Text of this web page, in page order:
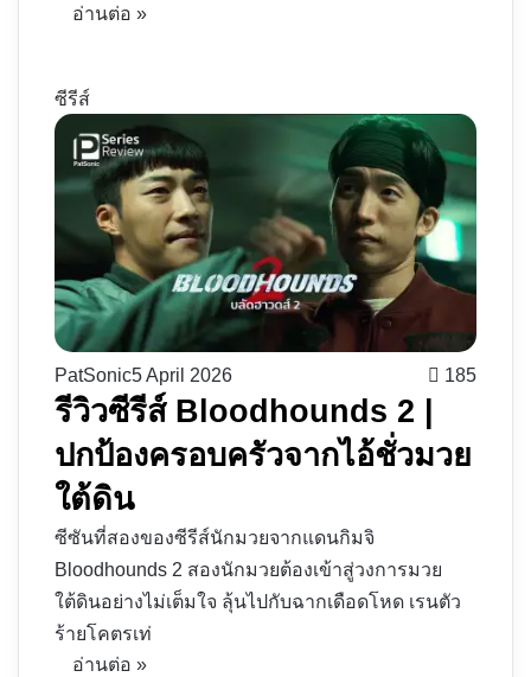
อ่านต่อ »
ซีรีส์
PatSonic5 April 2026 185
รีวิวซีรีส์ Bloodhounds 2 |
ปกป้องครอบครัวจากไอ้ชั่วมวย
ใต้ดิน
ซีซันที่สองของซีรีส์นักมวยจากแดนกิมจิ
Bloodhounds 2 สองนักมวยต้องเข้าสู่วงการมวย
ใต้ดินอย่างไม่เต็มใจ ลุ้นไปกับฉากเดือดโหด เรนตัว
ร้ายโคตรเท่
อ่านต่อ »